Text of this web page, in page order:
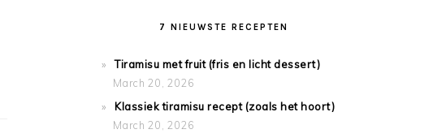
7 NIEUWSTE RECEPTEN
Tiramisu met fruit (fris en licht dessert)
March 20, 2026
Klassiek tiramisu recept (zoals het hoort)
March 20, 2026